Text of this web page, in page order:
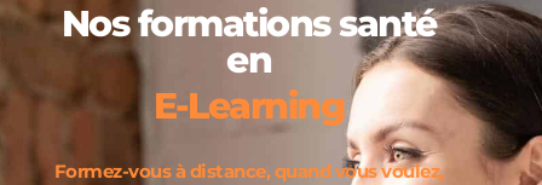
Nos formations santé
en
E-Learning
Formez-vous à distance, quand vous voulez,